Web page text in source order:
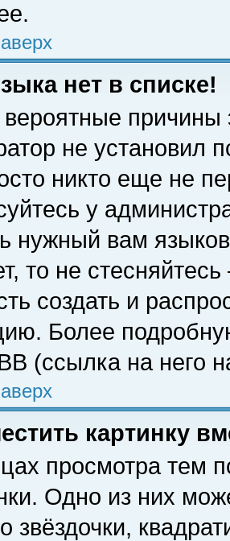
нет в списке!
причины
не установил
никто еще не
у
нужный вам
то не
создать и
Более
(ссылка на него
картинку
просмотра тем
Одно из них
звёздочки,